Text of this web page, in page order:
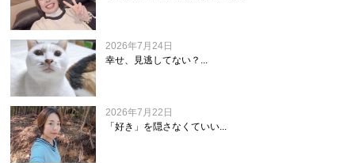
2026年7月24日
幸せ、見逃してない？...
2026年7月22日
「好き」を隠さなくていい...